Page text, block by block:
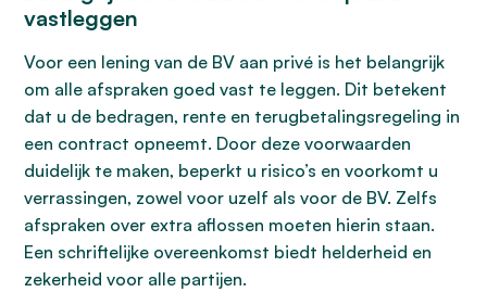
vastleggen
Voor een lening van de BV aan privé is het belangrijk
om alle afspraken goed vast te leggen. Dit betekent
dat u de bedragen, rente en terugbetalingsregeling in
een contract opneemt. Door deze voorwaarden
duidelijk te maken, beperkt u risico’s en voorkomt u
verrassingen, zowel voor uzelf als voor de BV. Zelfs
afspraken over extra aflossen moeten hierin staan.
Een schriftelijke overeenkomst biedt helderheid en
zekerheid voor alle partijen.